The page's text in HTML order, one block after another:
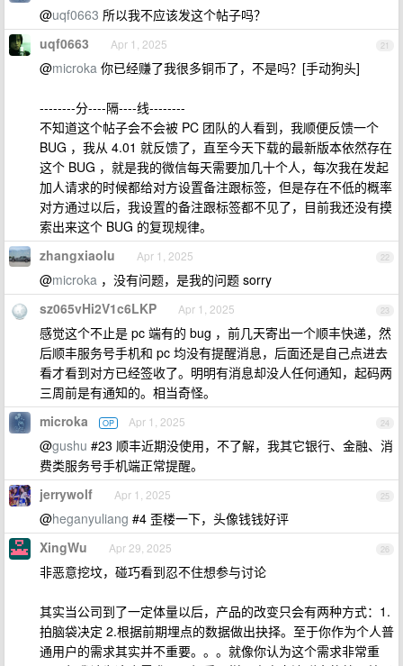
@uqf0663 所以我不应该发这个帖子吗？
21
uqf0663 Apr 1, 2025
@microka 你已经赚了我很多铜币了，不是吗？[手动狗头]
--------分----隔----线--------
不知道这个帖子会不会被 PC 团队的人看到，我顺便反馈一个
BUG ，我从 4.01 就反馈了，直至今天下载的最新版本依然存在
这个 BUG ，就是我的微信每天需要加几十个人，每次我在发起
加人请求的时候都给对方设置备注跟标签，但是存在不低的概率
对方通过以后，我设置的备注跟标签都不见了，目前我还没有摸
索出来这个 BUG 的复现规律。
22
zhangxiaolu Apr 1, 2025
@microka ，没有问题，是我的问题 sorry
23
sz065vHi2V1c6LKP Apr 1, 2025
感觉这个不止是 pc 端有的 bug ，前几天寄出一个顺丰快递，然
后顺丰服务号手机和 pc 均没有提醒消息，后面还是自己点进去
看才看到对方已经签收了。明明有消息却没人任何通知，起码两
三周前是有通知的。相当奇怪。
24
microka OP Apr 1, 2025
@gushu #23 顺丰近期没使用，不了解，我其它银行、金融、消
费类服务号手机端正常提醒。
25
jerrywolf Apr 1, 2025
@heganyuliang #4 歪楼一下，头像钱钱好评
26
XingWu Apr 29, 2025
非恶意挖坟，碰巧看到忍不住想参与讨论
其实当公司到了一定体量以后，产品的改变只会有两种方式：1.
拍脑袋决定 2.根据前期埋点的数据做出抉择。至于你作为个人普
通用户的需求其实并不重要。。。就像你认为这个需求非常重